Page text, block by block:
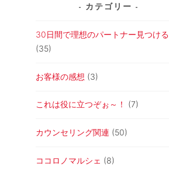
カテゴリー
30日間で理想のパートナー見つける
(35)
お客様の感想 (3)
これは役に立つぞぉ～！ (7)
カウンセリング関連 (50)
ココロノマルシェ (8)